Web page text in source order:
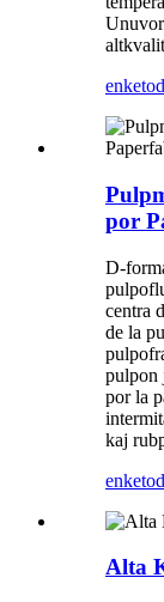
enketo
por
D-
centra
de la
pulpon
por la
kaj
enketo
Alta